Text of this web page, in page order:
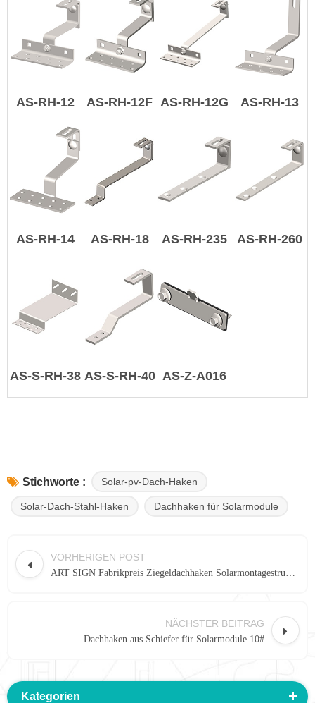
AS-RH-12 AS-RH-12F AS-RH-12G AS-RH-13
AS-RH-14 AS-RH-18 AS-RH-235 AS-RH-260
AS-S-RH-38 AS-S-RH-40 AS-Z-A016
Stichworte : Solar-pv-Dach-Haken
Solar-Dach-Stahl-Haken Dachhaken für Solarmodule
VORHERIGEN POST
NÄCHSTER BEITRAG
Dachhaken aus Schiefer für Solarmodule 10#
Kategorien